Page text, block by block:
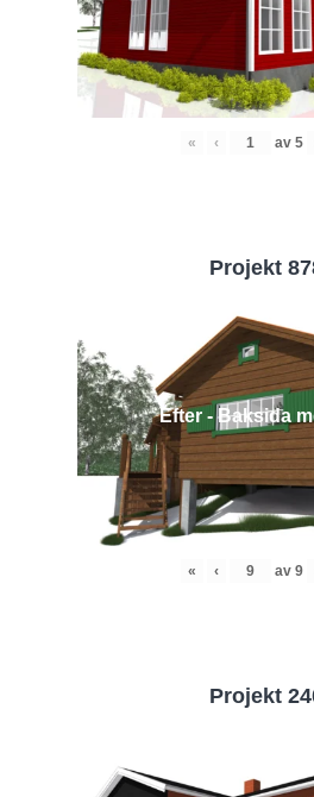
« ‹ av 5
Projekt
Efter - Baksida
« ‹ av 9
Projekt